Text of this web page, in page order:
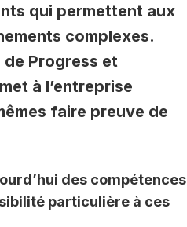
qui permettent aux
complexes.
Progress et
à l’entreprise
faire preuve de
des compétences
particulière à ces